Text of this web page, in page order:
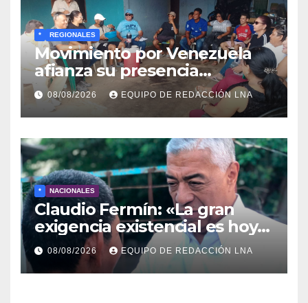
* REGIONALES
Movimiento por Venezuela
afianza su presencia
comunitaria en La Ponderosa
y otras comunidades de
Anzoátegui
08/08/2026 EQUIPO DE REDACCIÓN LNA
* NACIONALES
Claudio Fermín: «La gran
exigencia existencial es hoy
la defensa de la soberanía»
08/08/2026 EQUIPO DE REDACCIÓN LNA